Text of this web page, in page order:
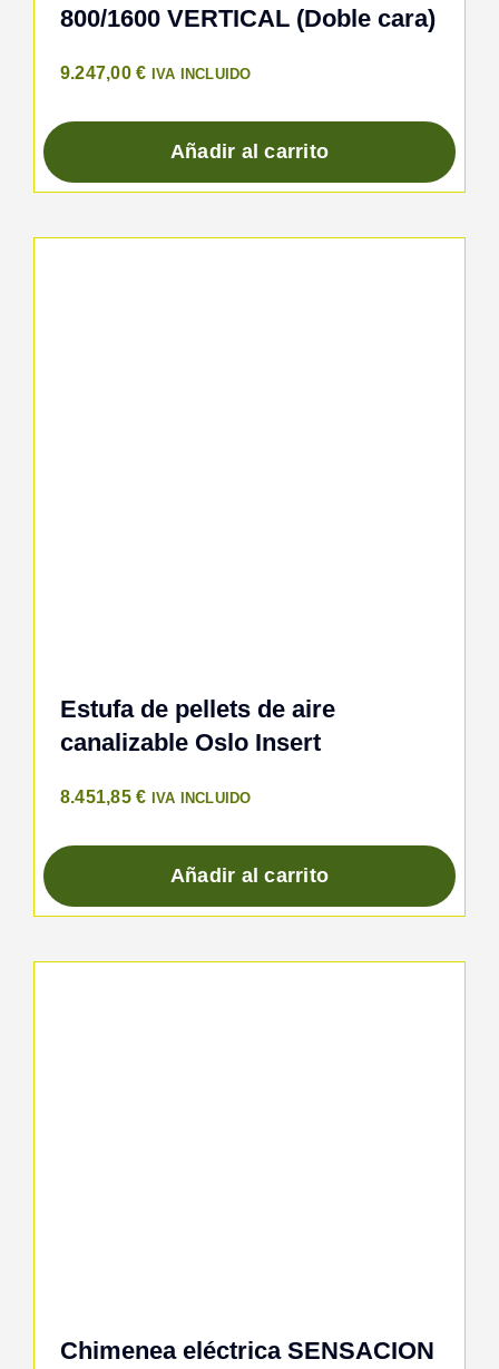
800/1600 VERTICAL (Doble cara)
9.247,00€ IVA INCLUIDO
Añadir al carrito
Estufa de pellets de aire
canalizable Oslo Insert
8.451,85€ IVA INCLUIDO
Añadir al carrito
Chimenea eléctrica SENSACION